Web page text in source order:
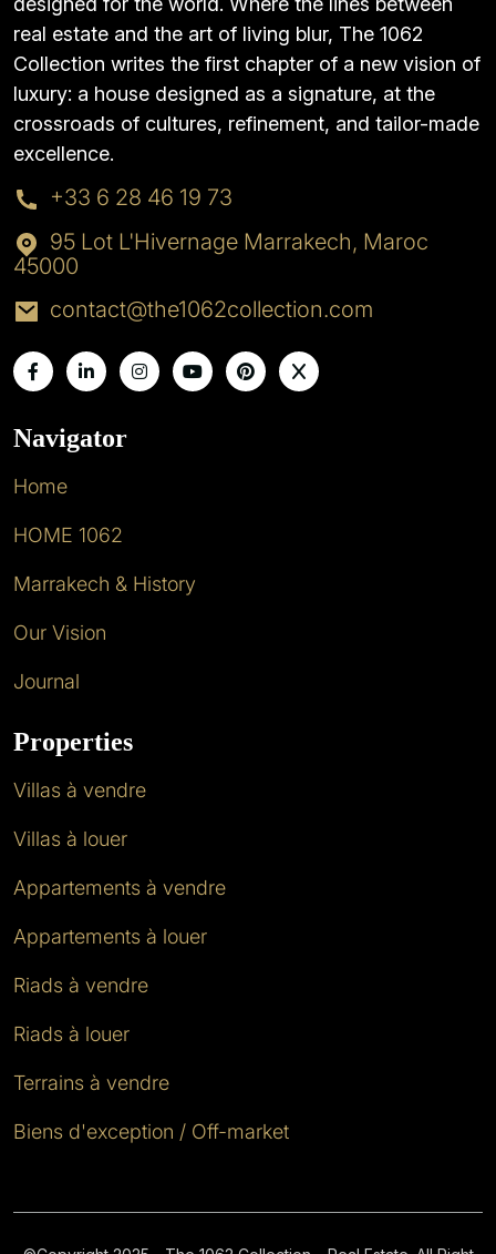
real estate and the art of living blur, The 1062
Collection writes the first chapter of a new vision of
luxury: a house designed as a signature, at the
crossroads of cultures, refinement, and tailor-made
excellence.
+33 6 28 46 19 73
95 Lot L'Hivernage Marrakech, Maroc
45000
contact@the1062collection.com
Navigator
Home
HOME 1062
Marrakech & History
Our Vision
Journal
Properties
Villas à vendre
Villas à louer
Appartements à vendre
Appartements à louer
Riads à vendre
Riads à louer
Terrains à vendre
Biens d'exception / Off-market